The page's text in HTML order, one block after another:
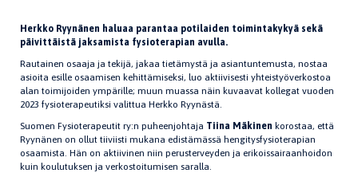
Herkko Ryynänen haluaa parantaa potilaiden toimintakykyä sekä
päivittäistä jaksamista fysioterapian avulla.
Rautainen osaaja ja tekijä, jakaa tietämystä ja asiantuntemusta, nostaa
asioita esille osaamisen kehittämiseksi, luo aktiivisesti yhteistyöverkostoa
alan toimijoiden ympärille; muun muassa näin kuvaavat kollegat vuoden
2023 fysioterapeutiksi valittua Herkko Ryynästä.
Suomen Fysioterapeutit ry:n puheenjohtaja Tiina Mäkinen korostaa, että
Ryynänen on ollut tiiviisti mukana edistämässä hengitysfysioterapian
osaamista. Hän on aktiivinen niin perusterveyden ja erikoissairaanhoidon
kuin koulutuksen ja verkostoitumisen saralla.